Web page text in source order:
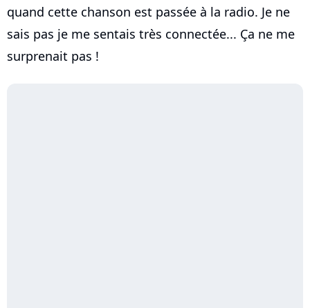
quand cette chanson est passée à la radio. Je ne
sais pas je me sentais très connectée... Ça ne me
surprenait pas !